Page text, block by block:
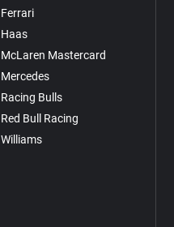
Ferrari
Haas
McLaren Mastercard
Mercedes
Racing Bulls
Red Bull Racing
Williams